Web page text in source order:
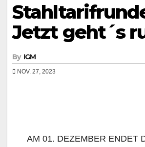
Jetzt geht´s
By IGM
NOV. 27, 2023
AM 01. DEZEMBER ENDET